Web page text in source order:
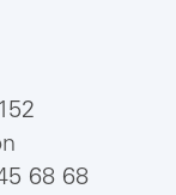
68 68